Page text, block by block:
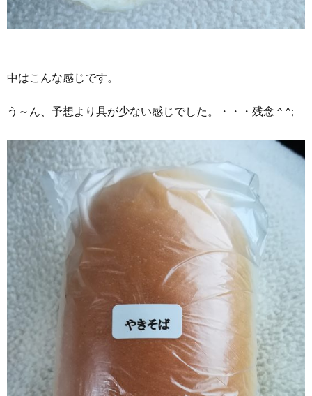
中はこんな感じです。
う～ん、予想より具が少ない感じでした。・・・残念 ^ ^;